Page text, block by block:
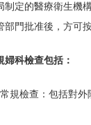
制定的醫療衛生機
部門批准後，方可
婦科檢查包括：
規檢查：包括對